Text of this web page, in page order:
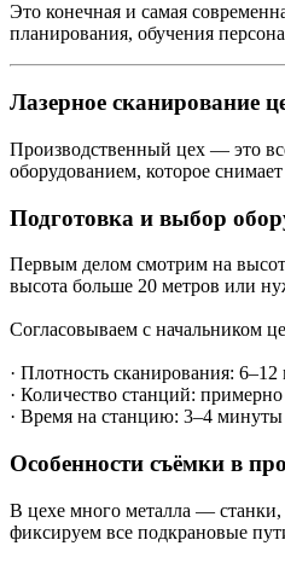
Это конечная и самая
планирования, обучения
Лазерное сканирование
Производственный цех — это
оборудованием, которое
Подготовка и выбор
Первым делом смотрим на
высота больше 20 метров или
Согласовываем с начальником
· Плотность сканирования:
· Количество станций:
· Время на станцию: 3–4 минуты
Особенности съёмки в
В цехе много металла —
фиксируем все подкрановые